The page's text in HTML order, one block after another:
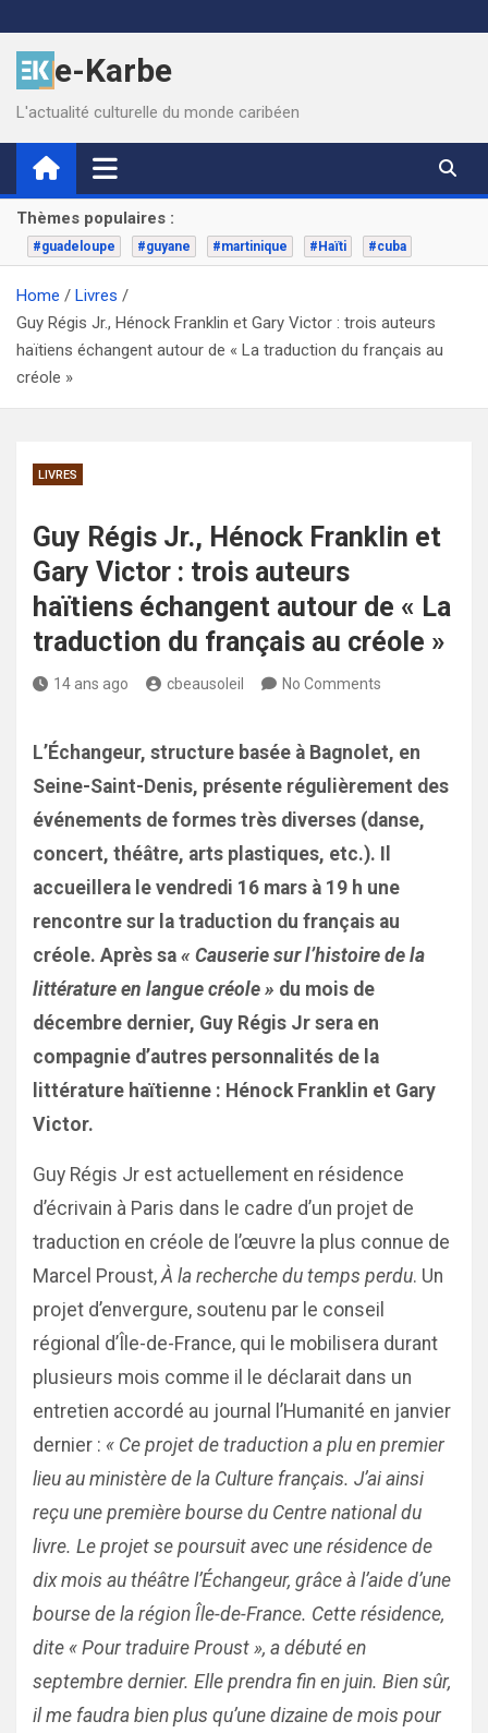
to
contente-Karbe
L'actualité culturelle du monde caribéen
Thèmes populaires :
#guadeloupe #guyane #martinique #Haïti #cuba
Home
Livres
Guy Régis Jr., Hénock Franklin et Gary Victor : trois auteurs
haïtiens échangent autour de « La traduction du français au
créole »
LIVRES
Guy Régis Jr., Hénock Franklin et
Gary Victor : trois auteurs
haïtiens échangent autour de « La
traduction du français au créole »
14 ans ago cbeausoleil No Comments
L’Échangeur, structure basée à Bagnolet, en
Seine-Saint-Denis, présente régulièrement des
événements de formes très diverses (danse,
concert, théâtre, arts plastiques, etc.). Il
accueillera le vendredi 16 mars à 19 h une
rencontre sur la traduction du français au
créole. Après sa « Causerie sur l’histoire de la
littérature en langue créole » du mois de
décembre dernier, Guy Régis Jr sera en
compagnie d’autres personnalités de la
littérature haïtienne : Hénock Franklin et Gary
Victor.
Guy Régis Jr est actuellement en résidence
d’écrivain à Paris dans le cadre d’un projet de
traduction en créole de l’œuvre la plus connue de
Marcel Proust,À la recherche du temps perdu. Un
projet d’envergure, soutenu par le conseil
régional d’Île-de-France, qui le mobilisera durant
plusieurs mois comme il le déclarait dans un
entretien accordé au journal l’Humanité en janvier
dernier : « Ce projet de traduction a plu en premier
lieu au ministère de la Culture français. J’ai ainsi
reçu une première bourse du Centre national du
livre. Le projet se poursuit avec une résidence de
dix mois au théâtre l’Échangeur, grâce à l’aide d’une
bourse de la région Île-de-France. Cette résidence,
dite « Pour traduire Proust », a débuté en
septembre dernier. Elle prendra fin en juin. Bien sûr,
il me faudra bien plus qu’une dizaine de mois pour